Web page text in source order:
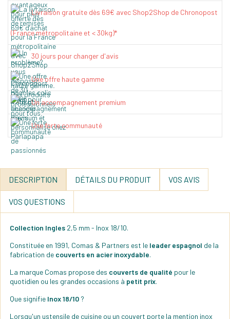
Livraison gratuite dès 69€ avec Shop2Shop de Chronopost
(France métropolitaine et < 30kg)*
30 jours pour changer d'avis
Une offre haute gamme
Un accompagnement premium
Une forte communauté
DESCRIPTION DÉTAILS DU PRODUIT VOS AVIS
VOS QUESTIONS
Collection Ingles 2,5 mm - Inox 18/10.
Constituée en 1991, Comas & Partners est le leader espagnol de la
fabrication de couverts en acier inoxydable.
La marque Comas propose des couverts de qualité pour le
quotidien ou les grandes occasions à petit prix.
Que signifie Inox 18/10 ?
Lorsqu'un ustensile de cuisine ou un couvert porte la mention inox